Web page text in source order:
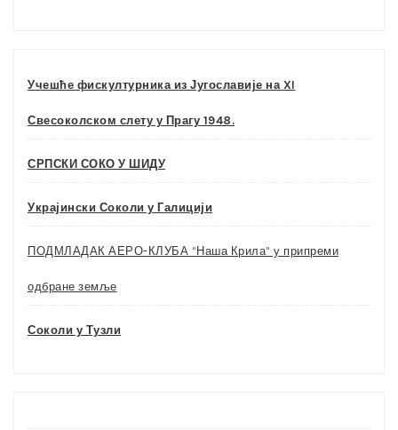
Учешће фискултурника из Југославије на XI
Свесоколском слету у Прагу 1948.
СРПСКИ СОКО У ШИДУ
Украјински Соколи у Галицији
ПОДМЛАДАК АЕРО-КЛУБА “Наша Крила” у припреми
одбране земље
Соколи у Тузли